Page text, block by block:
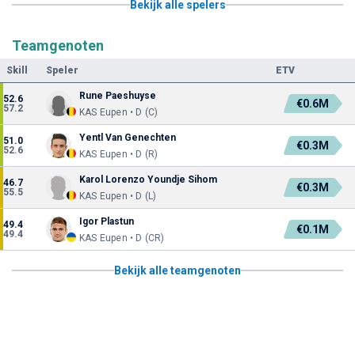
Bekijk alle spelers
Teamgenoten
Skill Speler ETV
52.6
57.2
Rune Paeshuyse
KAS Eupen • D (C)
€0.6M
51.0
52.6
Yentl Van Genechten
KAS Eupen • D (R)
€0.3M
46.7
55.5
Karol Lorenzo Youndje Sihom
KAS Eupen • D (L)
€0.3M
49.4
49.4
Igor Plastun
KAS Eupen • D (CR)
€0.1M
Bekijk alle teamgenoten